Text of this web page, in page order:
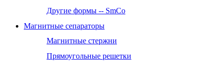
Другие формы -- SmCo
Магнитные сепараторы
Магнитные стержни
Прямоугольные решетки